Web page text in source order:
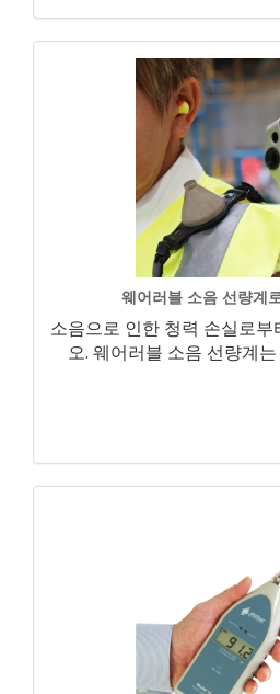
웨어러블 소음 선량계
소음으로 인한 청력 손실로
오. 웨어러블 소음 선량계